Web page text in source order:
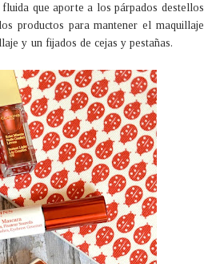
que aporte a los párpados destellos
productos para mantener el maquillaje
y un fijados de cejas y pestañas.